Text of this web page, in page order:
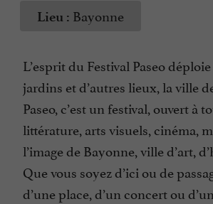
Lieu : Bayonne
L’esprit du Festival Paseo
jardins et d’autres lieux, la ville
Paseo, c’est un festival, ouvert à
littérature, arts visuels, cinéma,
l’image de Bayonne, ville d’art,
Que vous soyez d’ici ou de
d’une place, d’un concert ou